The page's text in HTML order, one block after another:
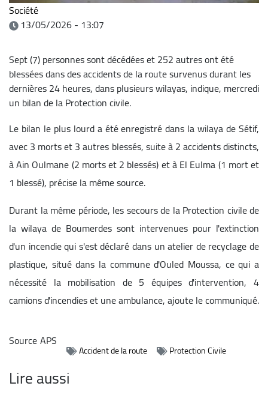
Société
13/05/2026 - 13:07
Sept (7) personnes sont décédées et 252 autres ont été
blessées dans des accidents de la route survenus durant les
dernières 24 heures, dans plusieurs wilayas, indique, mercredi
un bilan de la Protection civile.
Le bilan le plus lourd a été enregistré dans la wilaya de Sétif,
avec 3 morts et 3 autres blessés, suite à 2 accidents distincts,
à Ain Oulmane (2 morts et 2 blessés) et à El Eulma (1 mort et
1 blessé), précise la même source.
Durant la même période, les secours de la Protection civile de
la wilaya de Boumerdes sont intervenues pour l'extinction
d'un incendie qui s'est déclaré dans un atelier de recyclage de
plastique, situé dans la commune d'Ouled Moussa, ce qui a
nécessité la mobilisation de 5 équipes d'intervention, 4
camions d'incendies et une ambulance, ajoute le communiqué.
SourceAPS
Accident de la route Protection Civile
Lire aussi